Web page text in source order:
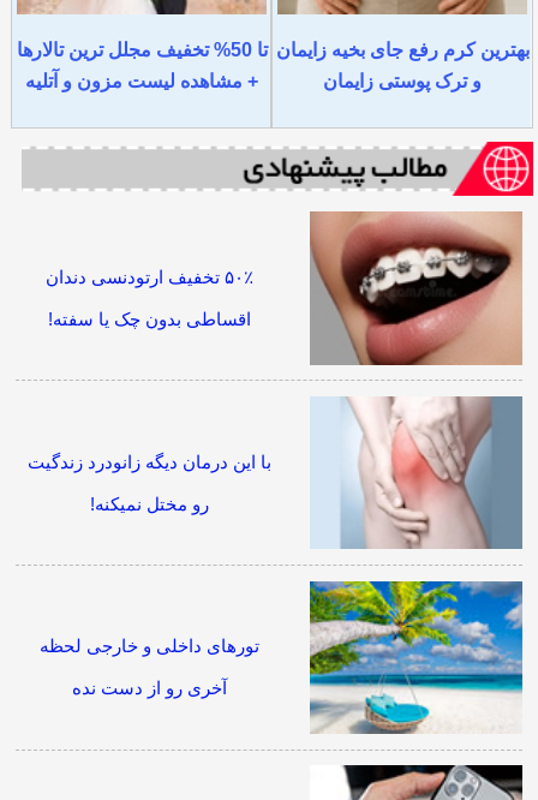
بهترین کرم رفع جای بخیه زایمان
و ترک پوستی زایمان
تا 50% تخفیف مجلل ترین تالارها
+ مشاهده لیست مزون و آتلیه
۵۰٪ تخفیف ارتودنسی دندان
اقساطی بدون چک یا سفته!
با این درمان دیگه زانودرد زندگیت
رو مختل نمیکنه!
تورهای داخلی و خارجی لحظه
آخری رو از دست نده